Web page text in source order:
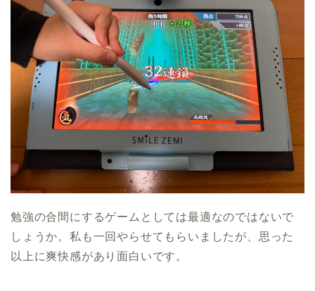
勉強の合間にするゲームとしては最適なのではないで
しょうか。私も一回やらせてもらいましたが、思った
以上に爽快感があり面白いです。